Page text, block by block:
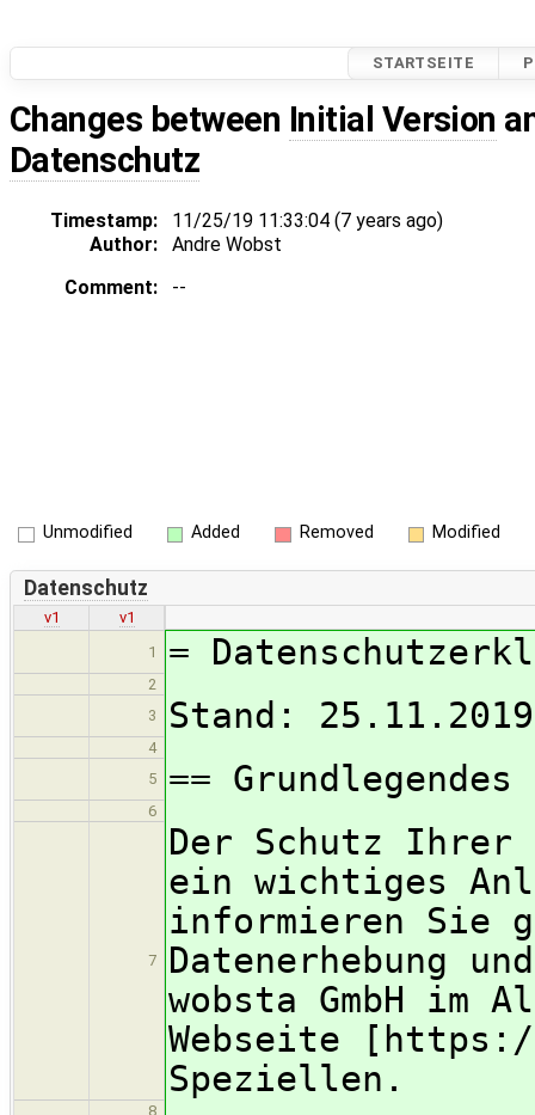
STARTSEITE
Changes between Initial Version
Datenschutz
Timestamp: 11/25/19 11:33:04 (7 years ago)
Author:
Andre Wobst
Comment:
--
Unmodified Added Removed Modified
Datenschutz
v1
v1
1
=
2
3
Stand: 25.11.2019
4
5
== Grundlegendes
6
7
Der Schutz
ein wichtiges
informieren Sie
Datenerhebung
wobsta GmbH im
Webseite
Speziellen.
8